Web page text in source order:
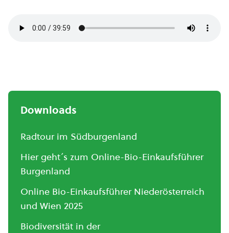
Downloads
Radtour im Südburgenland
Hier geht´s zum Online-Bio-Einkaufsführer
Burgenland
Online Bio-Einkaufsführer Niederösterreich
und Wien 2025
Biodiversität in der